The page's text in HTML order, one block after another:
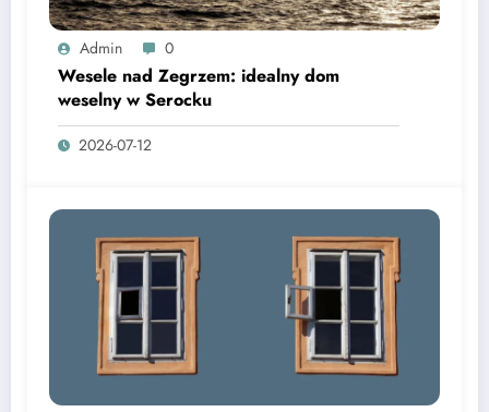
Admin 0
Wesele nad Zegrzem: idealny dom
weselny w Serocku
2026-07-12